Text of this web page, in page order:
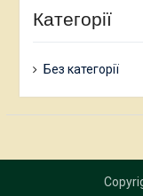
Категорії
Без категорії